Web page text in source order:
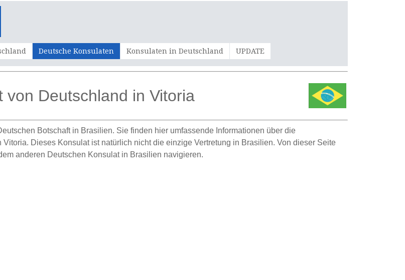
Deutsche Konsulaten Konsulaten in Deutschland UPDATE
von Deutschland in Vitoria
Botschaft in Brasilien. Sie finden hier umfassende Informationen über die
Dieses Konsulat ist natürlich nicht die einzige Vertretung in Brasilien. Von dieser Seite
anderen Deutschen Konsulat in Brasilien navigieren.